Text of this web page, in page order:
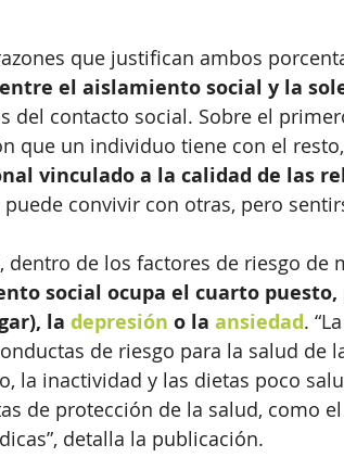
que justifican ambos
el aislamiento social y la
del contacto social. Sobre el
que un individuo tiene con el
vinculado a la calidad de las
convivir con otras, pero
dentro de los factores de riesgo de
social ocupa el cuarto puesto,
la depresión o la ansiedad.
de riesgo para la salud de
la inactividad y las dietas poco
de protección de la salud, como
detalla la publicación.